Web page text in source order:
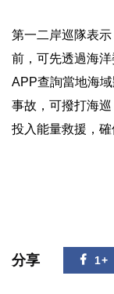
第一二岸巡隊表
前，可先透過海洋
APP查詢當地海
事故，可撥打海
投入能量救援，確
分享 1+